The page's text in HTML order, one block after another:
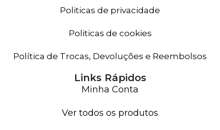
Politicas de privacidade
Politicas de cookies
Política de Trocas, Devoluções e Reembolsos
Links Rápidos
Minha Conta
Ver todos os produtos